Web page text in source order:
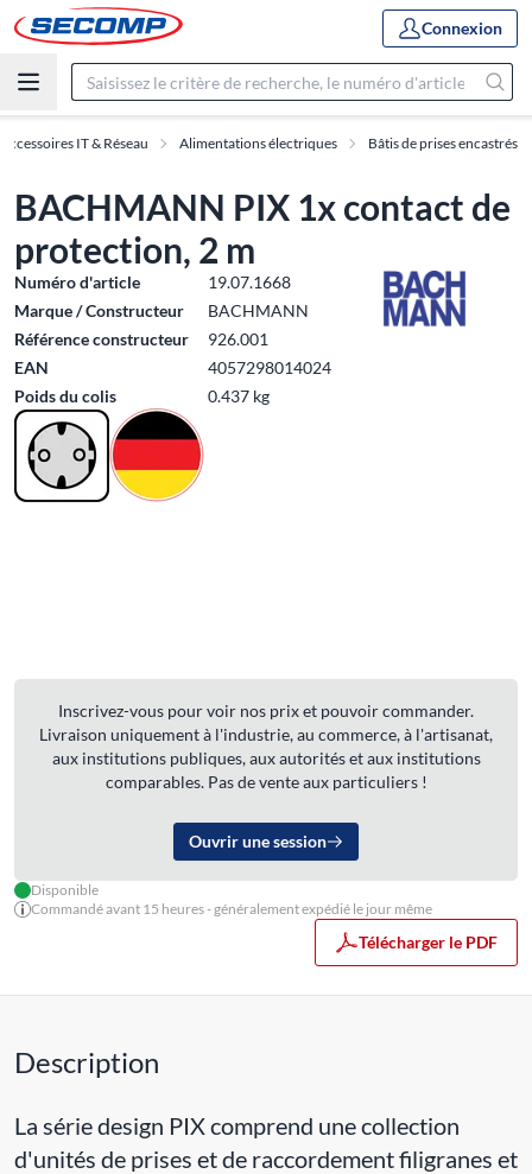
Connexion
Accessoires IT & Réseau Alimentations électriques Bâtis de prises encastrés
BACHMANN PIX 1x contact de
protection, 2 m
Numéro d'article
19.07.1668
Marque / Constructeur
BACHMANN
Référence constructeur
926.001
EAN
4057298014024
Poids du colis
0.437 kg
Inscrivez-vous pour voir nos prix et pouvoir commander.
Livraison uniquement à l'industrie, au commerce, à l'artisanat,
aux institutions publiques, aux autorités et aux institutions
comparables. Pas de vente aux particuliers !
Ouvrir une session
Disponible
Commandé avant 15 heures - généralement expédié le jour même
Télécharger le PDF
Description
La série design PIX comprend une collection
d'unités de prises et de raccordement filigranes et